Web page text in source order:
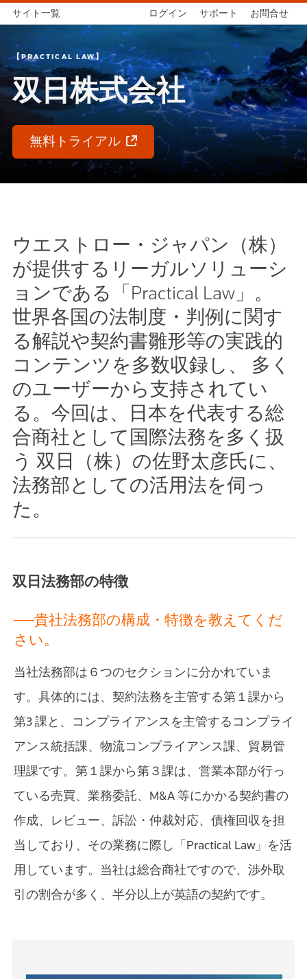
サイト一覧 ログイン サポート お問合せ
【PRACTICAL LAW】
双日株式会社
無料トライアル
ウエストロー・ジャパン（株）
が提供するリーガルソリューシ
ョンである「Practical Law」。
世界各国の法制度・判例に関す
る解説や契約書雛形等の実践的
コンテンツを多数収録し、 多く
のユーザーから支持されてい
る。今回は、日本を代表する総
合商社として国際法務を多く扱
う 双日（株）の佐野太彦氏に、
法務部としての活用法を伺っ
た。
双日法務部の特徴
──貴社法務部の構成・特徴を教えてくだ
さい。
当社法務部は６つのセクションに分かれていま
す。具体的には、契約法務を主管する第１課から
第3 課と、コンプライアンスを主管するコンプライ
アンス統括課、物流コンプライアンス課、貿易管
理課です。第１課から第３課は、営業本部が行っ
ている売買、業務委託、M&A 等にかかる契約書の
作成、レビュー、訴訟・仲裁対応、債権回収を担
当しており、その業務に際し「Practical Law」を活
用しています。当社は総合商社ですので、渉外取
引の割合が多く、半分以上が英語の契約です。